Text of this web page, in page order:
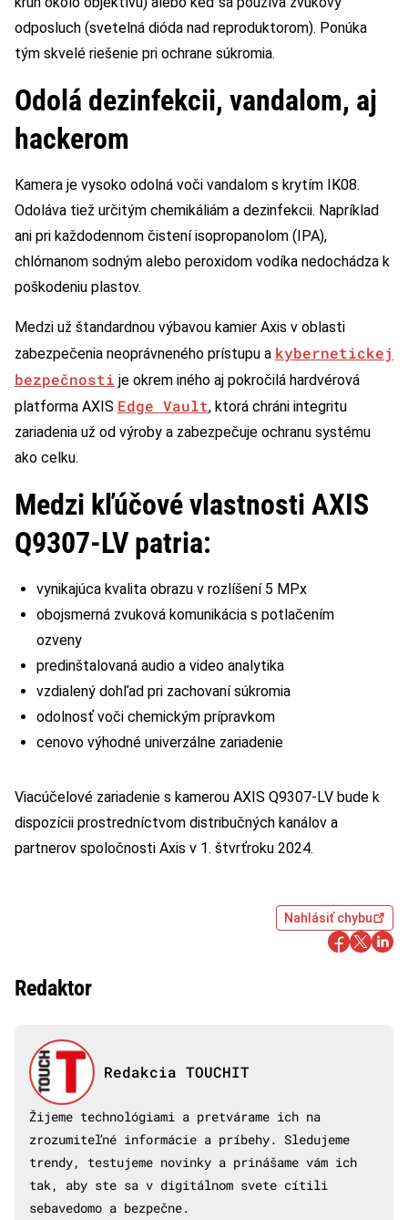
odposluch (svetelná dióda nad reproduktorom). Ponúka
tým skvelé riešenie pri ochrane súkromia.
Odolá dezinfekcii, vandalom, aj
hackerom
Kamera je vysoko odolná voči vandalom s krytím IK08.
Odoláva tiež určitým chemikáliám a dezinfekcii. Napríklad
ani pri každodennom čistení isopropanolom (IPA),
chlórnanom sodným alebo peroxidom vodíka nedochádza k
poškodeniu plastov.
Medzi už štandardnou výbavou kamier Axis v oblasti
zabezpečenia neoprávneného prístupu a kybernetickej
bezpečnosti je okrem iného aj pokročilá hardvérová
platforma AXIS Edge Vault, ktorá chráni integritu
zariadenia už od výroby a zabezpečuje ochranu systému
ako celku.
Medzi kľúčové vlastnosti AXIS
Q9307-LV patria:
vynikajúca kvalita obrazu v rozlíšení 5 MPx
obojsmerná zvuková komunikácia s potlačením
ozveny
predinštalovaná audio a video analytika
vzdialený dohľad pri zachovaní súkromia
odolnosť voči chemickým prípravkom
cenovo výhodné univerzálne zariadenie
Viacúčelové zariadenie s kamerou AXIS Q9307-LV bude k
dispozícii prostredníctvom distribučných kanálov a
partnerov spoločnosti Axis v 1. štvrťroku 2024.
Nahlásiť chybu
Redaktor
Redakcia TOUCHIT
Žijeme technológiami a pretvárame ich na
zrozumiteľné informácie a príbehy. Sledujeme
trendy, testujeme novinky a prinášame vám ich
tak, aby ste sa v digitálnom svete cítili
sebavedomo a bezpečne.